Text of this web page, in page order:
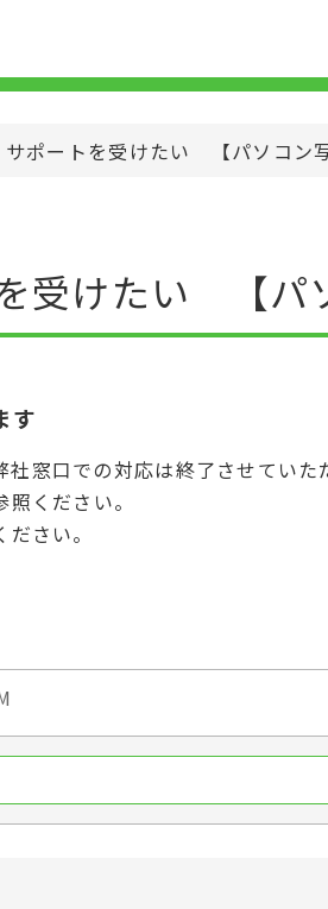
サポートを受けたい 【パソコン
受けたい 【パ
す
窓口での対応は終了させていた
ください。
さい。